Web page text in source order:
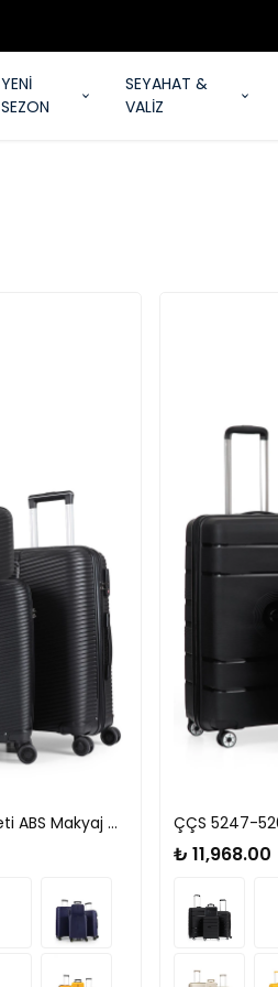
YENİ
SEZON
SEYAHAT &
VALİZ
ÇÇS 5224-5266 PP Valiz Seti ABS Makyaj Çantası ÇÇS 5247-
₺ 11,968.00